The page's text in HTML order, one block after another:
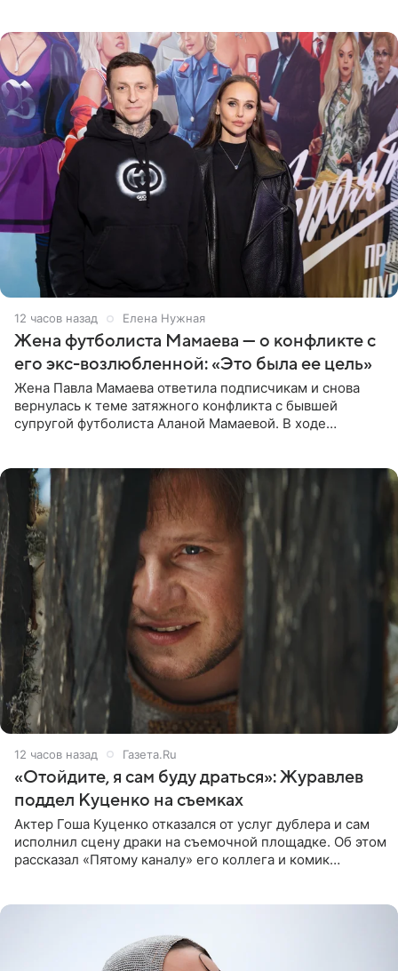
12 часов назад Елена Нужная
Жена футболиста Мамаева — о конфликте с
его экс-возлюбленной: «Это была ее цель»
Жена Павла Мамаева ответила подписчикам и снова
вернулась к теме затяжного конфликта с бывшей
супругой футболиста Аланой Мамаевой. В ходе
12 часов назад Газета.Ru
«Отойдите, я сам буду драться»: Журавлев
поддел Куценко на съемках
Актер Гоша Куценко отказался от услуг дублера и сам
исполнил сцену драки на съемочной площадке. Об этом
рассказал «Пятому каналу» его коллега и комик